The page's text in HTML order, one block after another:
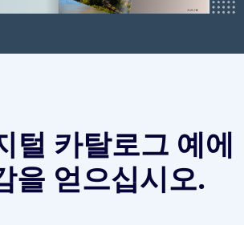
털 카탈로그 예에
을 얻으십시오.